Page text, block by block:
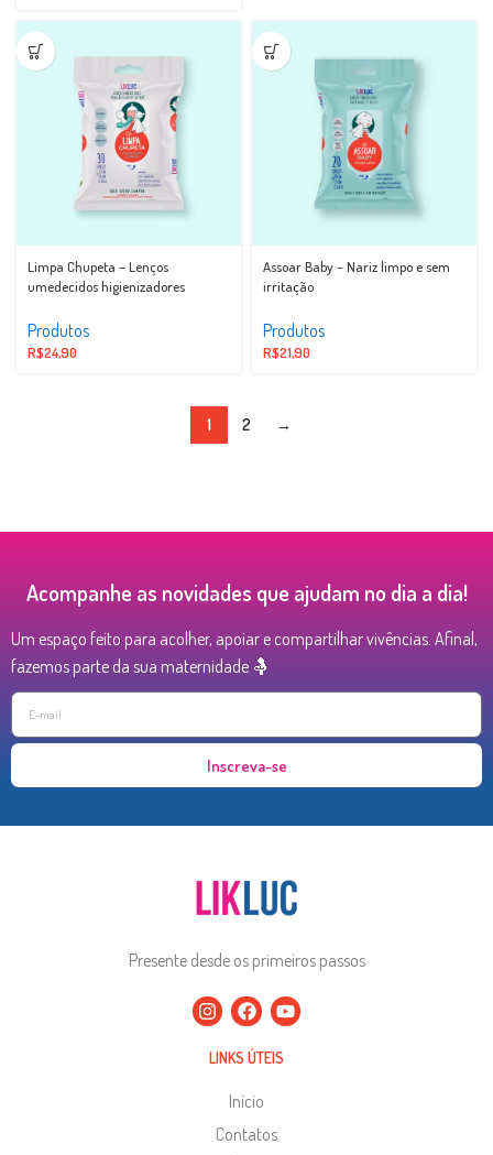
Limpa Chupeta – Lenços
umedecidos higienizadores
Produtos
R$24,90
Assoar Baby – Nariz limpo e sem
irritação
Produtos
R$21,90
1 2 →
Acompanhe as novidades que ajudam no dia a dia!
Um espaço feito para acolher, apoiar e compartilhar vivências. Afinal,
fazemos parte da sua maternidade 🤱
Inscreva-se
Presente desde os primeiros passos
LINKS ÚTEIS
Início
Contatos